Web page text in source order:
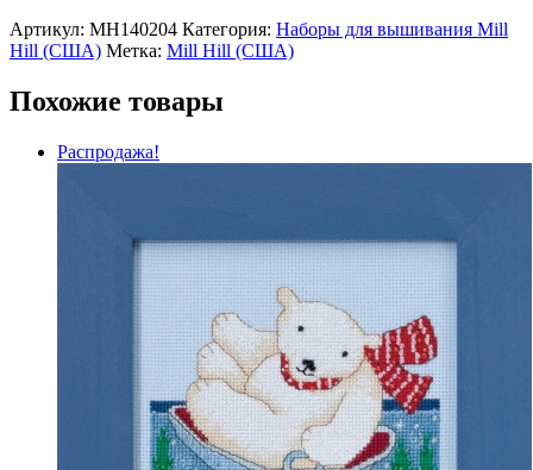
Артикул: MH140204 Категория: Наборы для вышивания Mill
Hill (США) Метка: Mill Hill (США)
Похожие товары
Распродажа!